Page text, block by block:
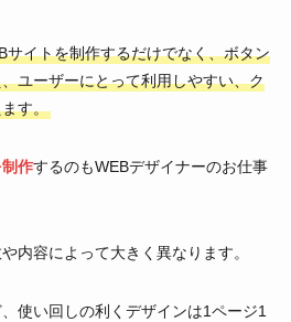
サイトを制作するだけでなく、ボタン
ユーザーにとって利用しやすい、ク
す。
作するのもWEBデザイナーのお仕事
内容によって大きく異なります。
使い回しの利くデザインは1ページ1